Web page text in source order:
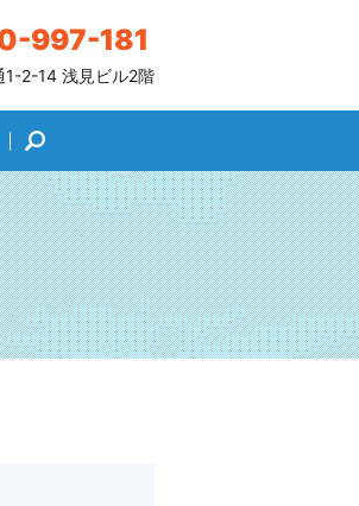
997-181
2-14 浅見ビル2階
search